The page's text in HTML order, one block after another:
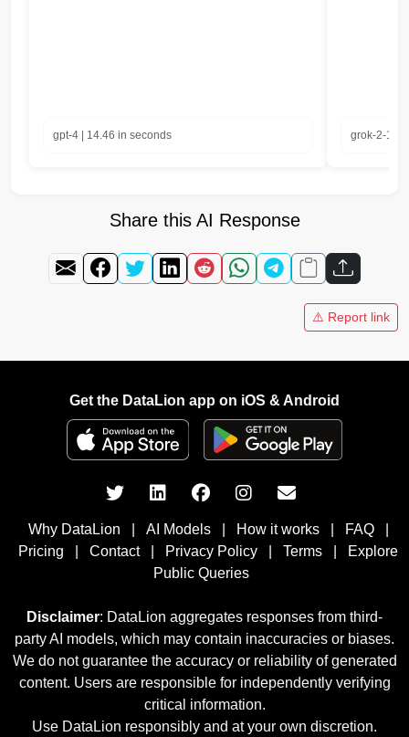
gpt-4 | 14.46 in seconds grok-2-
Share this AI Response
⚠️ Report link
Get the DataLion app on iOS & Android
Why DataLion AI Models How it works FAQ
Pricing
Contact Privacy Policy Terms
Explore
Public Queries
Disclaimer: DataLion aggregates responses from third-
party AI models, which may contain inaccuracies or biases.
We do not guarantee the accuracy or reliability of generated
content. Users are responsible for independently verifying
critical information.
Use DataLion responsibly and at your own discretion.